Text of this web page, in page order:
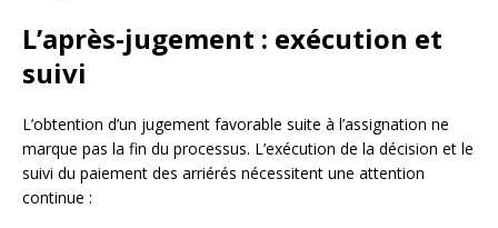
L’après-jugement : exécution et
suivi
L’obtention d’un jugement favorable suite à l’assignation ne
marque pas la fin du processus. L’exécution de la décision et le
suivi du paiement des arriérés nécessitent une attention
continue :